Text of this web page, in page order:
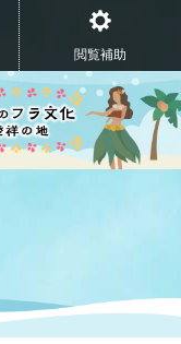
閲覧補助